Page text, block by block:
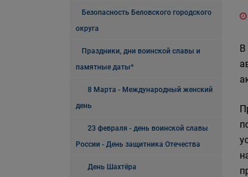
Безопасность Беловского городского
округа
Праздники, дни воинской славы и
памятные даты*
8 Марта - Международный женский
день
23 февраля - день воинской славы
России - День защитника Отечества
День Шахтёра
В